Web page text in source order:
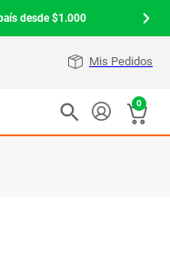
desde $1.000
Mis Pedidos
0